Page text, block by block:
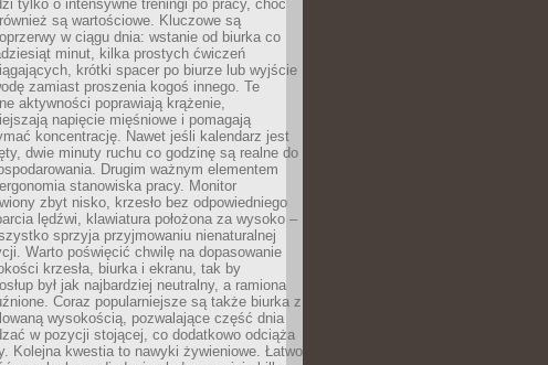
tylko o intensywne treningi po pracy, choć
są wartościowe. Kluczowe są
w ciągu dnia: wstanie od biurka co
minut, kilka prostych ćwiczeń
krótki spacer po biurze lub wyjście
zamiast proszenia kogoś innego. Te
aktywności poprawiają krążenie,
napięcie mięśniowe i pomagają
koncentrację. Nawet jeśli kalendarz jest
dwie minuty ruchu co godzinę są realne do
Drugim ważnym elementem
stanowiska pracy. Monitor
zbyt nisko, krzesło bez odpowiedniego
lędźwi, klawiatura położona za wysoko –
sprzyja przyjmowaniu nienaturalnej
Warto poświęcić chwilę na dopasowanie
krzesła, biurka i ekranu, tak by
był jak najbardziej neutralny, a ramiona
Coraz popularniejsze są także biurka z
wysokością, pozwalające część dnia
w pozycji stojącej, co dodatkowo odciąża
Kolejna kwestia to nawyki żywieniowe. Łatwo